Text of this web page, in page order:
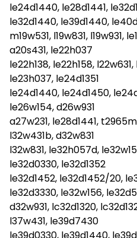
le24d1440, le28d1441,
le32d1440, le39d1440,
m19w531, l19w831, l19w931,
a20s431, le22h037
le22h138, le22h158,
le23h037, le24d1351
le24d1440, le24d1450,
le26w154, d26w931
a27w231, le28d1441,
l32w431b, d32w831
l32w831, le32h057d,
le32d0330, le32d1352
le32d1452, le32d1452/20,
le32d3330, le32w156,
d32w931, lc32d1320,
l37w431, le39d7430